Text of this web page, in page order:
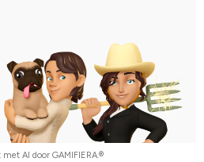
AI door GAMIFIERA.®